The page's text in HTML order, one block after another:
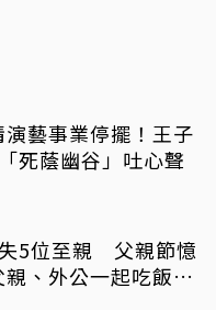
藝事業停擺！王子
死蔭幽谷」吐心聲
5位至親 父親節憶
親、外公一起吃飯聊